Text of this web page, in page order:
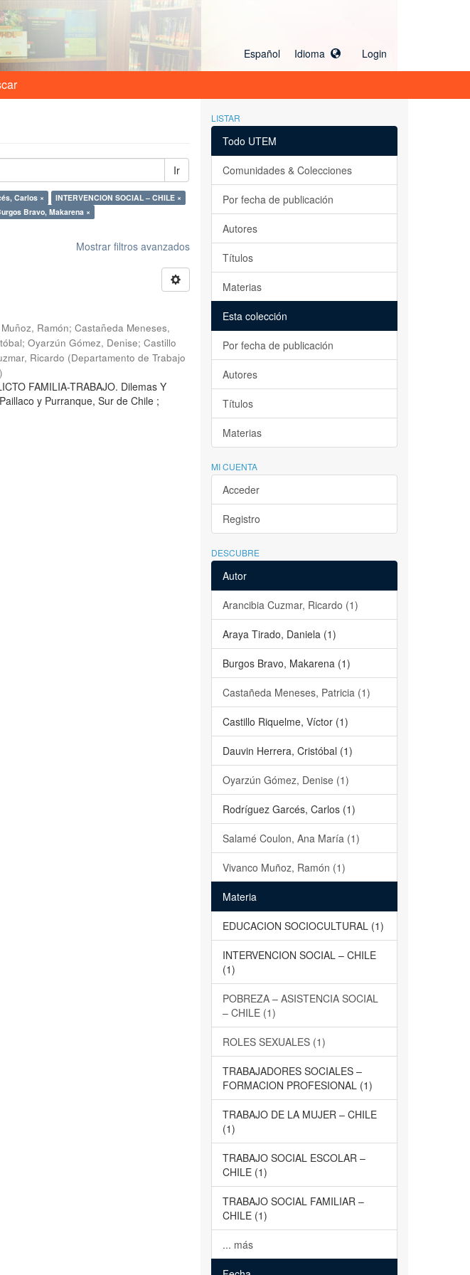
Español Idioma Login
Ir
Carlos ×
INTERVENCION SOCIAL – CHILE ×
Bravo, Makarena ×
Mostrar filtros avanzados
Ramón;Castañeda Meneses,
;Oyarzún Gómez, Denise;Castillo
Ricardo (Departamento de Trabajo
)
FAMILIA-TRABAJO. Dilemas Y
y Purranque, Sur de Chile ;
LISTAR
Todo UTEM
Comunidades & Colecciones
Por fecha de publicación
Autores
Títulos
Materias
Esta colección
Por fecha de publicación
Autores
Títulos
Materias
MI CUENTA
Acceder
Registro
DESCUBRE
Autor
Arancibia Cuzmar, Ricardo (1)
Araya Tirado, Daniela (1)
Burgos Bravo, Makarena (1)
Castañeda Meneses, Patricia (1)
Castillo Riquelme, Víctor (1)
Dauvin Herrera, Cristóbal (1)
Oyarzún Gómez, Denise (1)
Rodríguez Garcés, Carlos (1)
Salamé Coulon, Ana María (1)
Vivanco Muñoz, Ramón (1)
Materia
EDUCACION SOCIOCULTURAL (1)
INTERVENCION SOCIAL – CHILE
(1)
POBREZA – ASISTENCIA SOCIAL
– CHILE (1)
ROLES SEXUALES (1)
TRABAJADORES SOCIALES –
FORMACION PROFESIONAL (1)
TRABAJO DE LA MUJER – CHILE
(1)
TRABAJO SOCIAL ESCOLAR –
CHILE (1)
TRABAJO SOCIAL FAMILIAR –
CHILE (1)
... más